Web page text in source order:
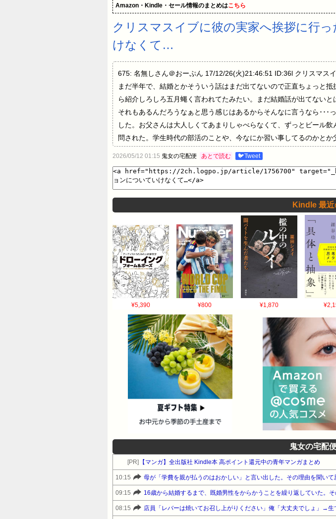
Amazon・Kindle・セール情報のまとめはこちら
クリスマスイブに彼の実家へ挨拶に行
けなくて…
675: 名無しさん＠おーぷん 17/12/26(火)21:46:51 ID:36l クリスマス
まだ半年で、結婚とかそういう話はまだ出てないので正直ちょっと
ら紹介しろしろ五月蠅く言われてたみたい。まだ結婚話が出てない
それもあるんだろうなぁと思う感じはあるからそんなに言うなら･･
した。お父さんは大人しくてあまりしゃべらなくて、ずっとビール
問された。学生時代の部活のことや、今なにか習い事してるのかと
ニコして、お母さんの質問への私の対応を楽しそうに見てる感じ。
2026/05/12 01:15 鬼女の宅配便 あとで読む 🐦Tweet
Kindle 最
¥5,390 ¥800 ¥1,870
鬼女の宅配
[PR] 【マンガ】全出版社 Kindle本 高ポイント還元中の青年マンガまとめ
10:15 母が「学費を親が払うのはおかしい」と言い出した。その理由を聞い
09:15 16歳から結婚するまで、既婚男性をからかうことを繰り返していた。
08:15 店員「レバーは焼いてお召し上がりください」俺「大丈夫でしょ」→